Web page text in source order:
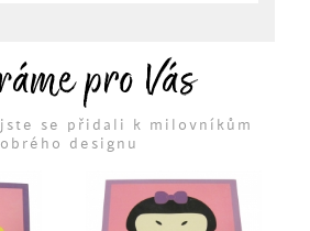
pro Vás
se přidali k milovníkům
designu